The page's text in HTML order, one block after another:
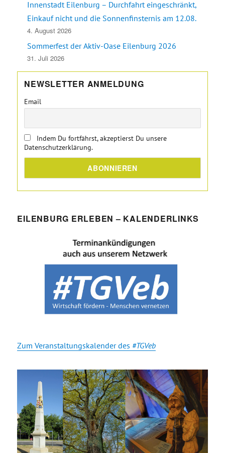
Innenstadt Eilenburg – Durchfahrt eingeschränkt,
Einkauf nicht und die Sonnenfinsternis am 12.08.
4. August 2026
Sommerfest der Aktiv-Oase Eilenburg 2026
31. Juli 2026
NEWSLETTER ANMELDUNG
Email
Indem Du fortfährst, akzeptierst Du unsere
Datenschutzerklärung.
EILENBURG ERLEBEN – KALENDERLINKS
Zum Veranstaltungskalender des #TGVeb